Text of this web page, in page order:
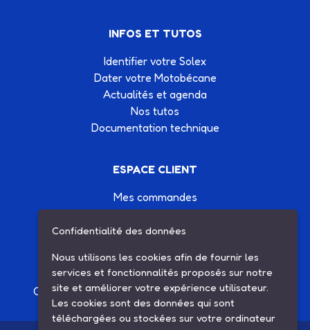
INFOS ET TUTOS
Identifier votre Solex
Dater votre Motobécane
Actualités et agenda
Nos tutos
Documentation technique
ESPACE CLIENT
Mes commandes
Mes informations
Mes listes d'achats
Contactez-nous
Création site Internet Factor’IT|Mentions légales
Confidentialité des données
Nous utilisons les cookies afin de fournir les
services et fonctionnalités proposés sur notre
site et améliorer votre expérience utilisateur.
Les cookies sont des données qui sont
téléchargées ou stockées sur votre ordinateur